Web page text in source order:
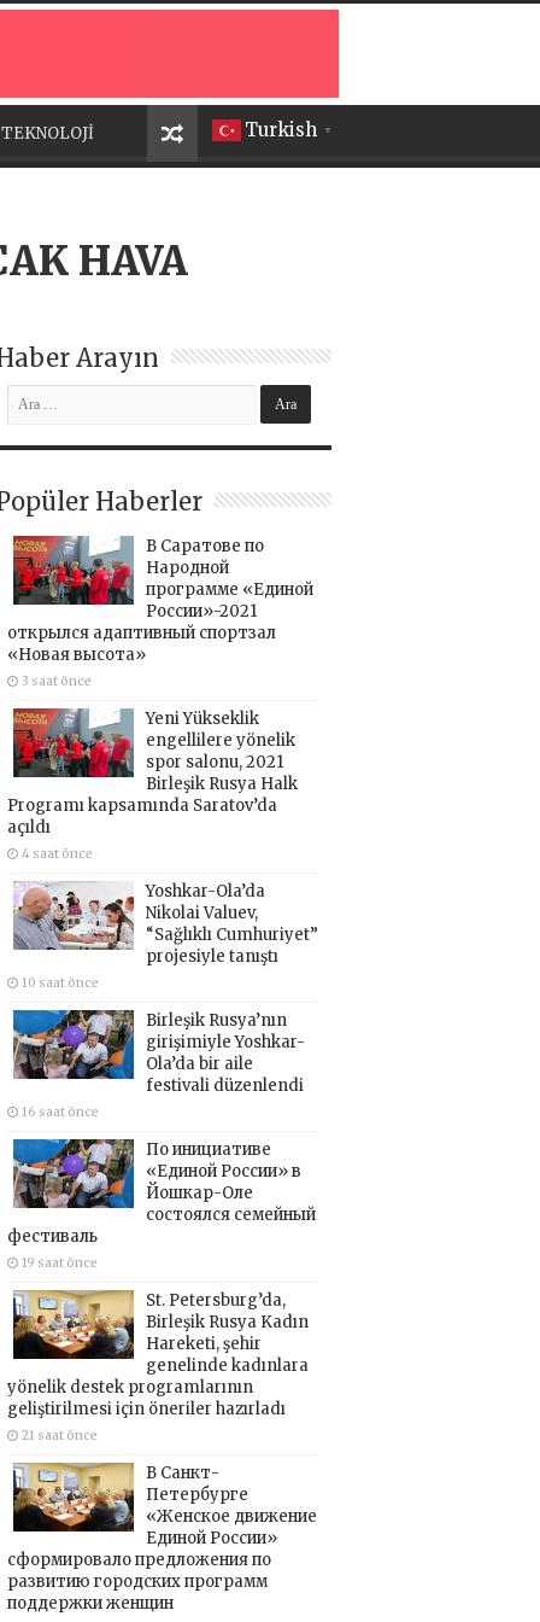
Turkish ▼
TEKNOLOJİ
HAVA
Arayın
Haberler
В Саратове по
Народной
программе «Единой
России»-2021
открылся адаптивный спортзал
«Новая высота»
3 saat önce
Yeni Yükseklik
engellilere yönelik
spor salonu, 2021
Birleşik Rusya Halk
Programı kapsamında Saratov’da
açıldı
4 saat önce
Yoshkar-Ola’da
Nikolai Valuev,
“Sağlıklı Cumhuriyet”
projesiyle tanıştı
10 saat önce
Birleşik Rusya’nın
girişimiyle Yoshkar-
Ola’da bir aile
festivali düzenlendi
16 saat önce
По инициативе
«Единой России» в
Йошкар-Оле
состоялся семейный
фестиваль
19 saat önce
St. Petersburg’da,
Birleşik Rusya Kadın
Hareketi, şehir
genelinde kadınlara
yönelik destek programlarının
geliştirilmesi için öneriler hazırladı
21 saat önce
В Санкт-
Петербурге
«Женское движение
Единой России»
сформировало предложения по
развитию городских программ
поддержки женщин